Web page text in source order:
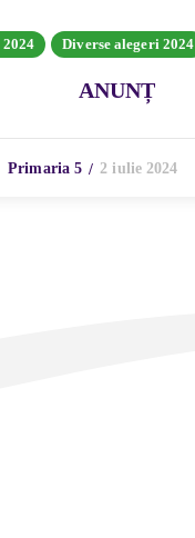
Diverse alegeri 2024
Primaria 5 2 iulie 2024